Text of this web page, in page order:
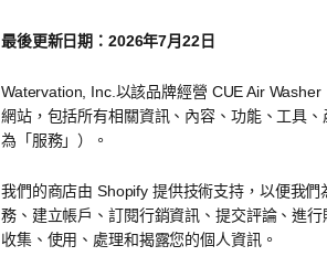
最後更新日期：2026年7月22日
Watervation, Inc.以該品牌經營 CUE Air
網站，包括所有相關資訊、內容、功能、工具
為「服務」）。
我們的商店由 Shopify 提供技術支持，以便我
務、建立帳戶、訂閱行銷資訊、提交評論、進
收集、使用、處理和揭露您的個人資訊。